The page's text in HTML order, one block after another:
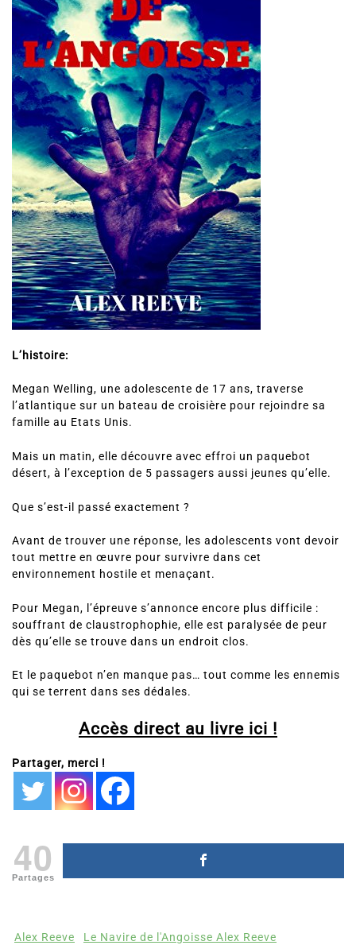
L’histoire:
Megan Welling, une adolescente de 17 ans, traverse
l’atlantique sur un bateau de croisière pour rejoindre sa
famille au Etats Unis.
Mais un matin, elle découvre avec effroi un paquebot
désert, à l’exception de 5 passagers aussi jeunes qu’elle.
Que s’est-il passé exactement ?
Avant de trouver une réponse, les adolescents vont devoir
tout mettre en œuvre pour survivre dans cet
environnement hostile et menaçant.
Pour Megan, l’épreuve s’annonce encore plus difficile :
souffrant de claustrophophie, elle est paralysée de peur
dès qu’elle se trouve dans un endroit clos.
Et le paquebot n’en manque pas… tout comme les ennemis
qui se terrent dans ses dédales.
Accès direct au livre ici !
Partager, merci !
40
Partages
Alex Reeve
Le Navire de l'Angoisse Alex Reeve